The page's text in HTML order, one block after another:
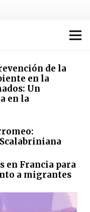
de la
en la
Un
en la
en Francia para
a migrantes